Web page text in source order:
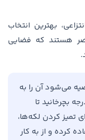
بهترین انتخاب
هستند که فضایی
می‌شود آن را به
دوره‌ای (هر ۶ ماه یکبار) ۱۸۰ درجه بچرخانید تا
تمیز کردن لکه‌ها،
کرده و از به کار